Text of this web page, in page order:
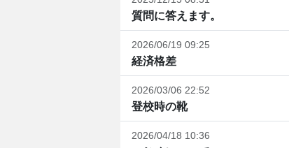
質問に答えます。
2026/06/19 09:25
経済格差
2026/03/06 22:52
登校時の靴
2026/04/18 10:36